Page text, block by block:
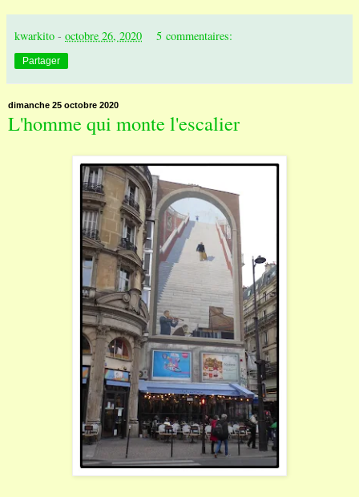
kwarkito - octobre 26, 2020 5 commentaires:
Partager
dimanche 25 octobre 2020
L'homme qui monte l'escalier